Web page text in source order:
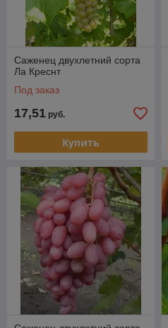
Саженец двухлетний сорта
Ла Креснт
Под заказ
17,51 руб.
Купить